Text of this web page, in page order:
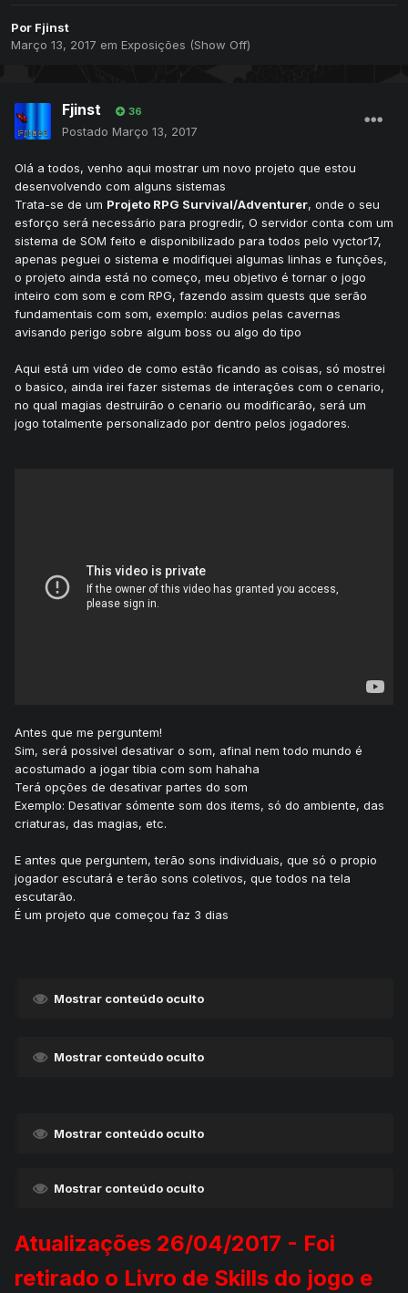
Por Fjinst
Março 13, 2017 em Exposições (Show Off)
Fjinst 36
Postado Março 13, 2017
Olá a todos, venho aqui mostrar um novo projeto que estou
desenvolvendo com alguns sistemas
Trata-se de um Projeto RPG Survival/Adventurer, onde o seu
esforço será necessário para progredir, O servidor conta com um
sistema de SOM feito e disponibilizado para todos pelo vyctor17,
apenas peguei o sistema e modifiquei algumas linhas e funções,
o projeto ainda está no começo, meu objetivo é tornar o jogo
inteiro com som e com RPG, fazendo assim quests que serão
fundamentais com som, exemplo: audios pelas cavernas
avisando perigo sobre algum boss ou algo do tipo
Aqui está um video de como estão ficando as coisas, só mostrei
o basico, ainda irei fazer sistemas de interações com o cenario,
no qual magias destruirão o cenario ou modificarão, será um
jogo totalmente personalizado por dentro pelos jogadores.
Antes que me perguntem!
Sim, será possivel desativar o som, afinal nem todo mundo é
acostumado a jogar tibia com som hahaha
Terá opções de desativar partes do som
Exemplo: Desativar sómente som dos items, só do ambiente, das
criaturas, das magias, etc.
E antes que perguntem, terão sons individuais, que só o propio
jogador escutará e terão sons coletivos, que todos na tela
escutarão.
É um projeto que começou faz 3 dias
Mostrar conteúdo oculto
Mostrar conteúdo oculto
Mostrar conteúdo oculto
Mostrar conteúdo oculto
Atualizações 26/04/2017 - Foi
retirado o Livro de Skills do jogo e